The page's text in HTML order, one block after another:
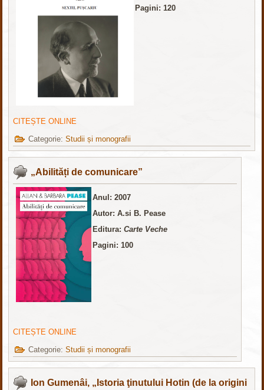
Pagini: 120
CITEȘTE ONLINE
Categorie:Studii și monografii
„Abilități de comunicare”
Anul: 2007
Autor: A.si B. Pease
Editura:Carte Veche
Pagini: 100
CITEȘTE ONLINE
Categorie:Studii și monografii
Ion Gumenâi, „Istoria ţinutului Hotin (de la origini